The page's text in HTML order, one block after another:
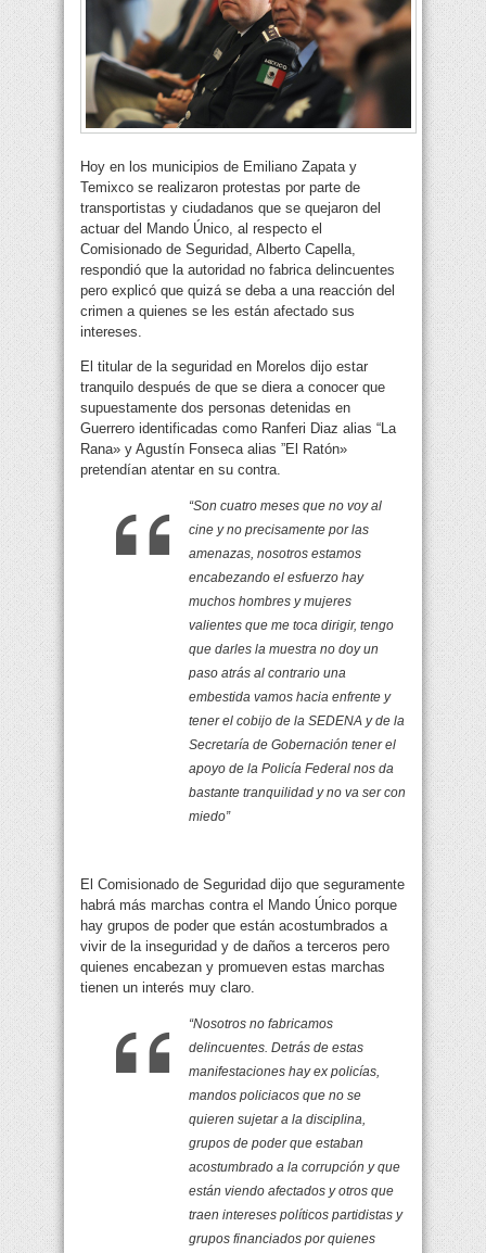
Hoy en los municipios de Emiliano Zapata y
Temixco se realizaron protestas por parte de
transportistas y ciudadanos que se quejaron del
actuar del Mando Único, al respecto el
Comisionado de Seguridad, Alberto Capella,
respondió que la autoridad no fabrica delincuentes
pero explicó que quizá se deba a una reacción del
crimen a quienes se les están afectado sus
intereses.
El titular de la seguridad en Morelos dijo estar
tranquilo después de que se diera a conocer que
supuestamente dos personas detenidas en
Guerrero identificadas como Ranferi Diaz alias “La
Rana» y Agustín Fonseca alias ”El Ratón»
pretendían atentar en su contra.
“Son cuatro meses que no voy al
cine y no precisamente por las
amenazas, nosotros estamos
encabezando el esfuerzo hay
muchos hombres y mujeres
valientes que me toca dirigir, tengo
que darles la muestra no doy un
paso atrás al contrario una
embestida vamos hacia enfrente y
tener el cobijo de la SEDENA y de la
Secretaría de Gobernación tener el
apoyo de la Policía Federal nos da
bastante tranquilidad y no va ser con
miedo”
El Comisionado de Seguridad dijo que seguramente
habrá más marchas contra el Mando Único porque
hay grupos de poder que están acostumbrados a
vivir de la inseguridad y de daños a terceros pero
quienes encabezan y promueven estas marchas
tienen un interés muy claro.
“Nosotros no fabricamos
delincuentes. Detrás de estas
manifestaciones hay ex policías,
mandos policiacos que no se
quieren sujetar a la disciplina,
grupos de poder que estaban
acostumbrado a la corrupción y que
están viendo afectados y otros que
traen intereses políticos partidistas y
grupos financiados por quienes